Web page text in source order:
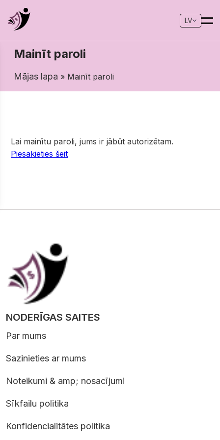
LV
Mainīt paroli
Mājas lapa » Mainīt paroli
Lai mainītu paroli, jums ir jābūt autorizētam.
Piesakieties šeit
NODERĪGAS SAITES
Par mums
Sazinieties ar mums
Noteikumi & amp; nosacījumi
Sīkfailu politika
Konfidencialitātes politika